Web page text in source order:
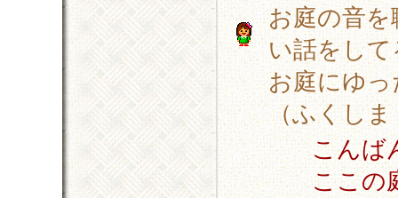
お庭の音
い話をし
お庭にゆ
（ふくし
こんば
ここの